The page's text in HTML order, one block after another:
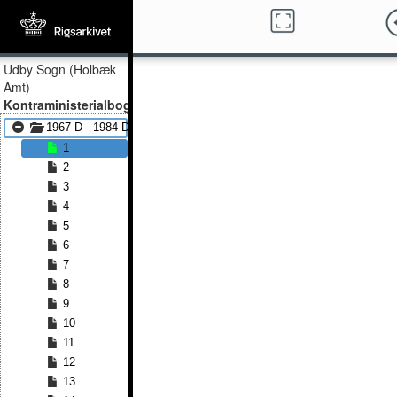
Udby Sogn (Holbæk
Amt)
Kontraministerialbog
1967 D - 1984 D
1
2
3
4
5
6
7
8
9
10
11
12
13